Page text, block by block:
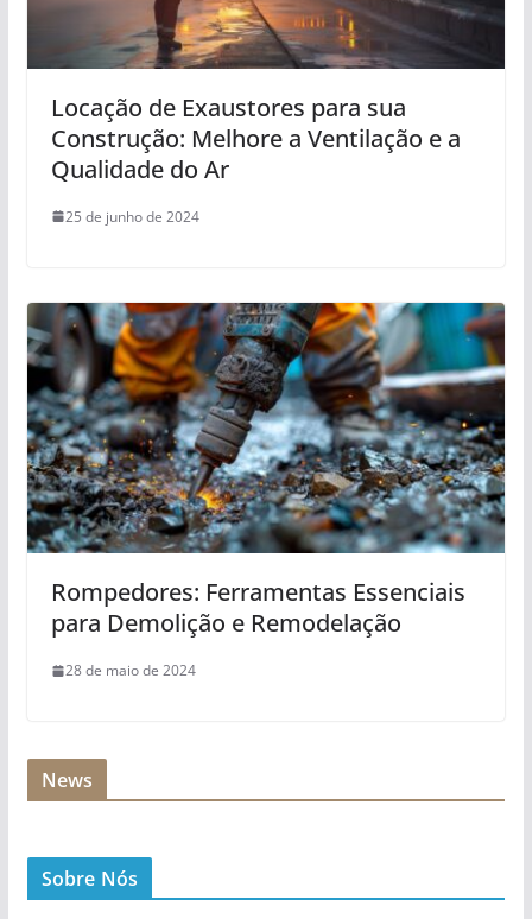
Locação de Exaustores para sua
Construção: Melhore a Ventilação e a
Qualidade do Ar
25 de junho de 2024
Rompedores: Ferramentas Essenciais
para Demolição e Remodelação
28 de maio de 2024
News
Sobre Nós